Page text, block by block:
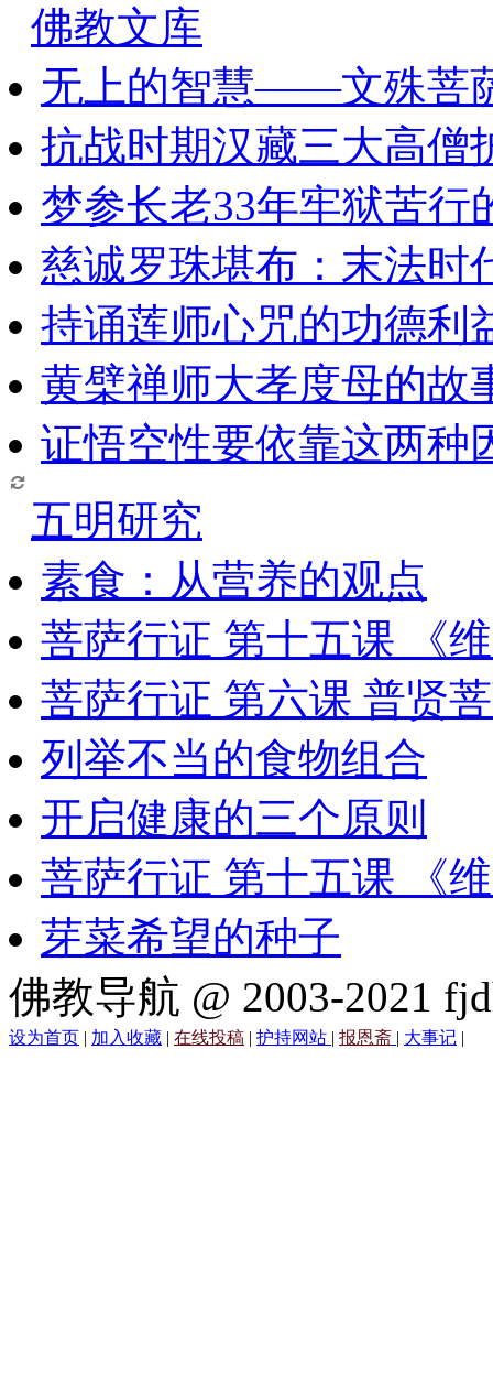
佛教文库
无上的智慧——文殊菩
抗战时期汉藏三大高僧
梦参长老33年牢狱苦行
慈诚罗珠堪布：末法时
持诵莲师心咒的功德利
黄檗禅师大孝度母的故
证悟空性要依靠这两种
五明研究
素食：从营养的观点
菩萨行证 第十五课 《
菩萨行证 第六课 普贤
列举不当的食物组合
开启健康的三个原则
菩萨行证 第十五课 《
芽菜希望的种子
佛教导航 @ 2003-2021
设为首页 | 加入收藏 | 在线投稿 | 护持网站 | 报恩斋 | 大事记 |